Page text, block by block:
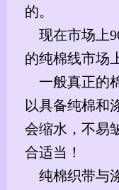
的。
现在市场上
的纯棉线市场
一般真正的
以具备纯棉和
会缩水，不易
合适当！
纯棉织带与